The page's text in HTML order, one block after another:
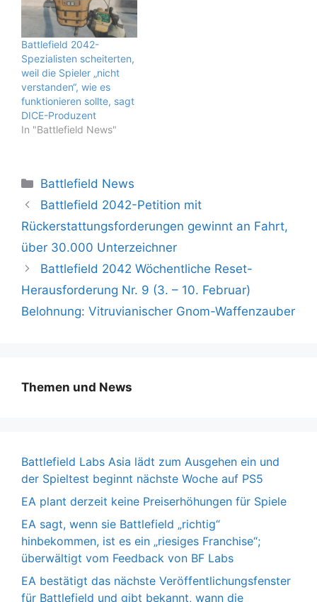
Battlefield 2042-
Spezialisten scheiterten,
weil die Spieler „nicht
verstanden“, wie es
funktionieren sollte, sagt
DICE-Produzent
In "Battlefield News"
Kategorien
Battlefield News
Battlefield 2042-Petition mit
Rückerstattungsforderungen gewinnt an Fahrt,
über 30.000 Unterzeichner
Battlefield 2042 Wöchentliche Reset-
Herausforderung Nr. 9 (3. – 10. Februar)
Belohnung: Vitruvianischer Gnom-Waffenzauber
Themen und News
Battlefield Labs Asia lädt zum Ausgehen ein und
der Spieltest beginnt nächste Woche auf PS5
EA plant derzeit keine Preiserhöhungen für Spiele
EA sagt, wenn sie Battlefield „richtig“
hinbekommen, ist es ein „riesiges Franchise“;
überwältigt vom Feedback von BF Labs
EA bestätigt das nächste Veröffentlichungsfenster
für Battlefield und gibt bekannt, wann die